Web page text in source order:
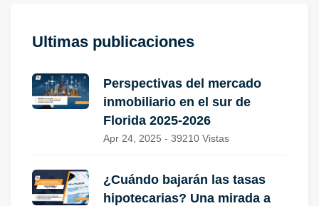
Ultimas publicaciones
Perspectivas del mercado
inmobiliario en el sur de
Florida 2025-2026
Apr 24, 2025 - 39210 Vistas
¿Cuándo bajarán las tasas
hipotecarias? Una mirada a